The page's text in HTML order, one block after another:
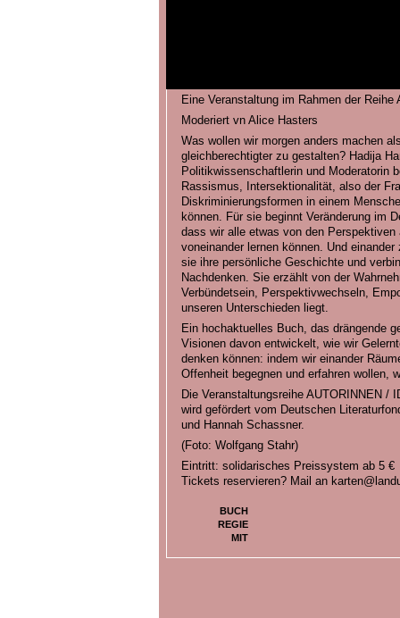
Eine Veranstaltung im Rahmen der
Moderiert vn Alice Hasters
Was wollen wir morgen anders machen
gleichberechtigter zu gestalten? Hadija
Politikwissenschaftlerin und Moderatorin
Rassismus, Intersektionalität, also der
Diskriminierungsformen in einem
können. Für sie beginnt Veränderung im
dass wir alle etwas von den
voneinander lernen können. Und
sie ihre persönliche Geschichte und
Nachdenken. Sie erzählt von der
Verbündetsein, Perspektivwechseln,
unseren Unterschieden liegt.
Ein hochaktuelles Buch, das drängende
Visionen davon entwickelt, wie wir
denken können: indem wir einander
Offenheit begegnen und erfahren wollen,
Die Veranstaltungsreihe AUTORINNEN /
wird gefördert vom Deutschen
und Hannah Schassner.
(Foto: Wolfgang Stahr)
Eintritt: solidarisches Preissystem ab 5 €
Tickets reservieren? Mail an
BUCH
REGIE
MIT